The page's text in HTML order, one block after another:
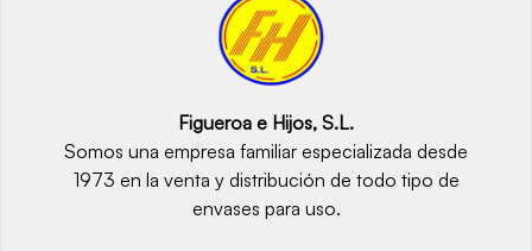
Figueroa e Hijos, S.L.
Somos una empresa familiar especializada desde
1973 en la venta y distribución de todo tipo de
envases para uso.